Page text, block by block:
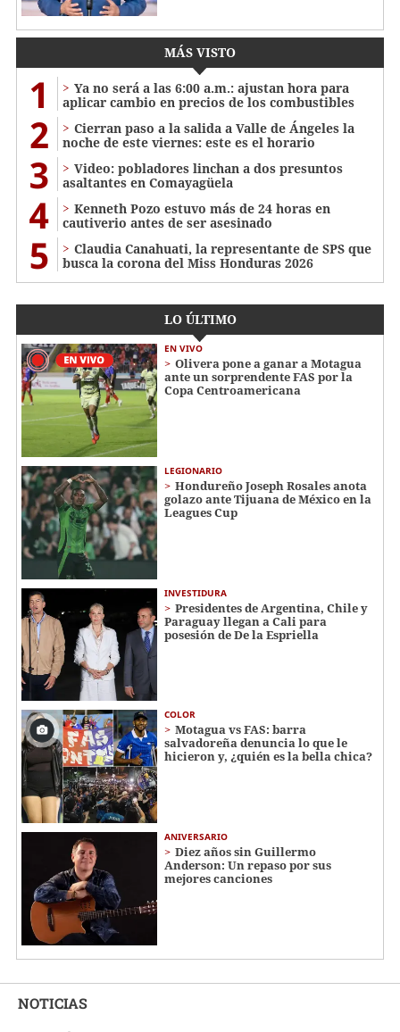
MÁS VISTO
1
Ya no será a las 6:00 a.m.: ajustan hora para
aplicar cambio en precios de los combustibles
2
Cierran paso a la salida a Valle de Ángeles la
noche de este viernes: este es el horario
3
Video: pobladores linchan a dos presuntos
asaltantes en Comayagüela
4
Kenneth Pozo estuvo más de 24 horas en
cautiverio antes de ser asesinado
5
Claudia Canahuati, la representante de SPS que
busca la corona del Miss Honduras 2026
LO ÚLTIMO
EN VIVO
Olivera pone a ganar a Motagua
ante un sorprendente FAS por la
Copa Centroamericana
LEGIONARIO
Hondureño Joseph Rosales anota
golazo ante Tijuana de México en la
Leagues Cup
INVESTIDURA
Presidentes de Argentina, Chile y
Paraguay llegan a Cali para
posesión de De la Espriella
COLOR
Motagua vs FAS: barra
salvadoreña denuncia lo que le
hicieron y, ¿quién es la bella chica?
ANIVERSARIO
Diez años sin Guillermo
Anderson: Un repaso por sus
mejores canciones
NOTICIAS